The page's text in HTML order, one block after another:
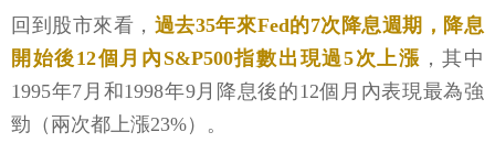
回到股市來看， 過去35年來Fed的7次降息週期，降息
開始後12個月內S&P500指數出現過5次上漲 ，其中
1995年7月和1998年9月降息後的12個月內表現最為強
勁（兩次都上漲23%）。